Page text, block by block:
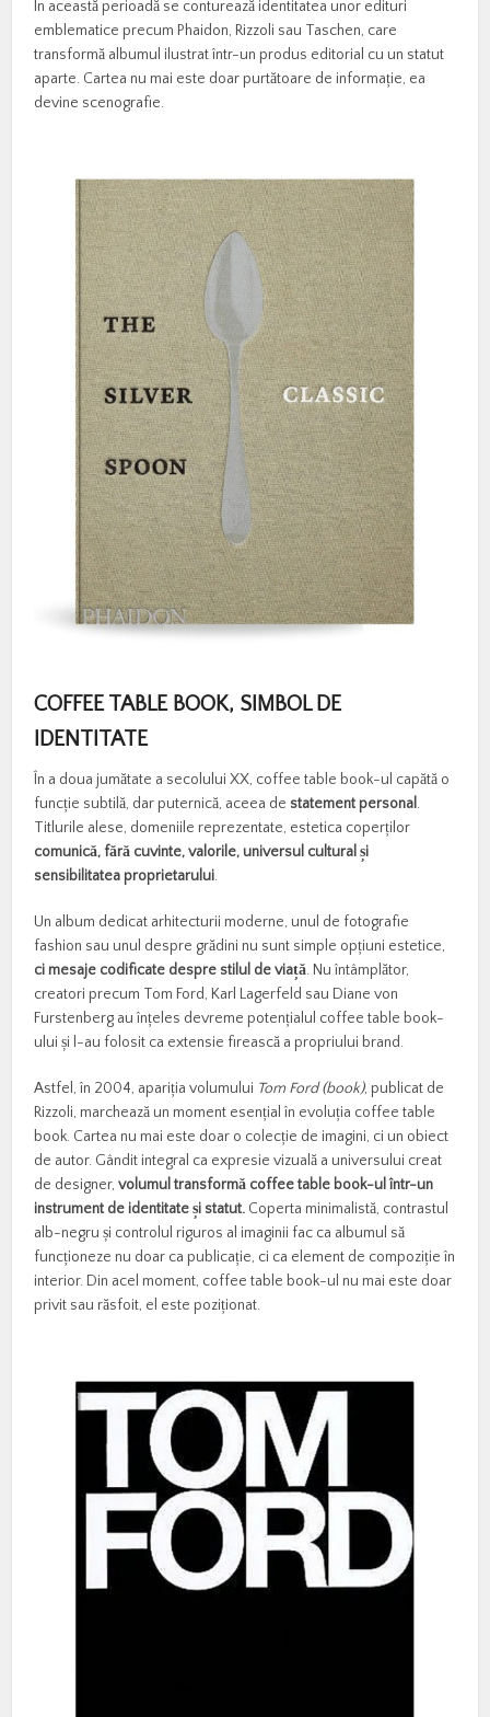
În această perioadă se conturează identitatea unor edituri
emblematice precum Phaidon, Rizzoli sau Taschen, care
transformă albumul ilustrat într-un produs editorial cu un statut
aparte. Cartea nu mai este doar purtătoare de informație, ea
devine scenografie.
COFFEE TABLE BOOK, SIMBOL DE
IDENTITATE
În a doua jumătate a secolului XX, coffee table book-ul capătă o
funcție subtilă, dar puternică, aceea de statement personal .
Titlurile alese, domeniile reprezentate, estetica coperților
comunică, fără cuvinte, valorile, universul cultural și
sensibilitatea proprietarului.
Un album dedicat arhitecturii moderne, unul de fotografie
fashion sau unul despre grădini nu sunt simple opțiuni estetice,
ci mesaje codificate despre stilul de viață. Nu întâmplător,
creatori precum Tom Ford, Karl Lagerfeld sau Diane von
Furstenberg au înțeles devreme potențialul coffee table book-
ului și l-au folosit ca extensie firească a propriului brand.
Astfel, în 2004, apariția volumului Tom Ford (book), publicat de
Rizzoli, marchează un moment esențial în evoluția coffee table
book. Cartea nu mai este doar o colecție de imagini, ci un obiect
de autor. Gândit integral ca expresie vizuală a universului creat
de designer,volumul transformă coffee table book-ul într-un
instrument de identitate și statut. Coperta minimalistă, contrastul
alb-negru și controlul riguros al imaginii fac ca albumul să
funcționeze nu doar ca publicație, ci ca element de compoziție în
interior. Din acel moment, coffee table book-ul nu mai este doar
privit sau răsfoit, el este poziționat.